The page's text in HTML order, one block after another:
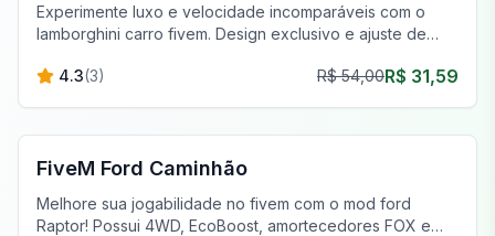
Experimente luxo e velocidade incomparáveis com o
lamborghini carro fivem. Design exclusivo e ajuste de
4.3(3) R$ 54,00R$ 31,59
FiveM Veículos
FiveM Ford Caminhão
Melhore sua jogabilidade no fivem com o mod ford
Raptor! Possui 4WD, EcoBoost, amortecedores FOX e